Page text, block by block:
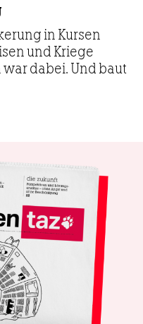
in Kursen
und Kriege
dabei. Und baut